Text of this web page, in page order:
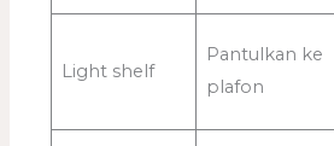
Light shelf
Pantulkan ke
plafon